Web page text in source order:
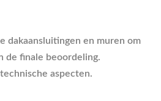
dakaansluitingen en muren om
de finale beoordeling.
aspecten.